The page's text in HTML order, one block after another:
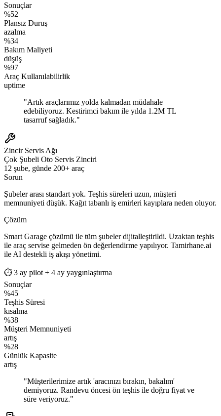
Sonuçlar
%52
Plansız Duruş
azalma
%34
Bakım Maliyeti
düşüş
%97
Araç Kullanılabilirlik
uptime
"Artık araçlarımız yolda kalmadan müdahale
edebiliyoruz. Kestirimci bakım ile yılda 1.2M TL
tasarruf sağladık."
Zincir Servis Ağı
Çok Şubeli Oto Servis Zinciri
12 şube, günde 200+ araç
Sorun
Şubeler arası standart yok. Teşhis süreleri uzun, müşteri
memnuniyeti düşük. Kağıt tabanlı iş emirleri kayıplara neden oluyor.
Çözüm
Smart Garage çözümü ile tüm şubeler dijitalleştirildi. Uzaktan teşhis
ile araç servise gelmeden ön değerlendirme yapılıyor. Tamirhane.ai
ile AI destekli iş akışı yönetimi.
⏱ 3 ay pilot + 4 ay yaygınlaştırma
Sonuçlar
%45
Teşhis Süresi
kısalma
%38
Müşteri Memnuniyeti
artış
%28
Günlük Kapasite
artış
"Müşterilerimize artık 'aracınızı bırakın, bakalım'
demiyoruz. Randevu öncesi ön teşhis ile doğru fiyat ve
süre veriyoruz."